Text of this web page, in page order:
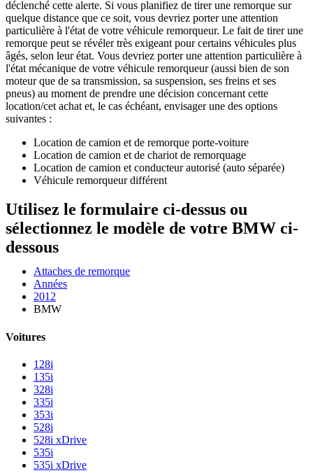
déclenché cette alerte. Si vous planifiez de tirer une remorque sur
quelque distance que ce soit, vous devriez porter une attention
particulière à l'état de votre véhicule remorqueur. Le fait de tirer une
remorque peut se révéler très exigeant pour certains véhicules plus
âgés, selon leur état. Vous devriez porter une attention particulière à
l'état mécanique de votre véhicule remorqueur (aussi bien de son
moteur que de sa transmission, sa suspension, ses freins et ses
pneus) au moment de prendre une décision concernant cette
location/cet achat et, le cas échéant, envisager une des options
suivantes :
Location de camion et de remorque porte-voiture
Location de camion et de chariot de remorquage
Location de camion et conducteur autorisé (auto séparée)
Véhicule remorqueur différent
Utilisez le formulaire ci-dessus ou
sélectionnez le modèle de votre BMW ci-
dessous
Attaches de remorque
Années
2012
BMW
Voitures
128i
135i
328i
335i
353i
528i
528i xDrive
535i
535i xDrive